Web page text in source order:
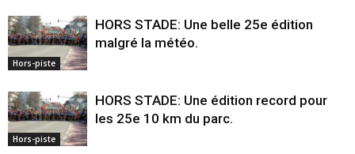
Hors-piste
HORS STADE: Une belle 25e édition
malgré la météo.
Hors-piste
HORS STADE: Une édition record pour
les 25e 10 km du parc.